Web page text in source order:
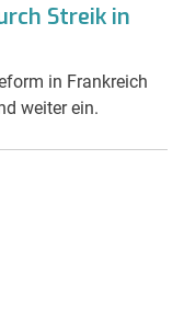
Streik in
in Frankreich
weiter ein.